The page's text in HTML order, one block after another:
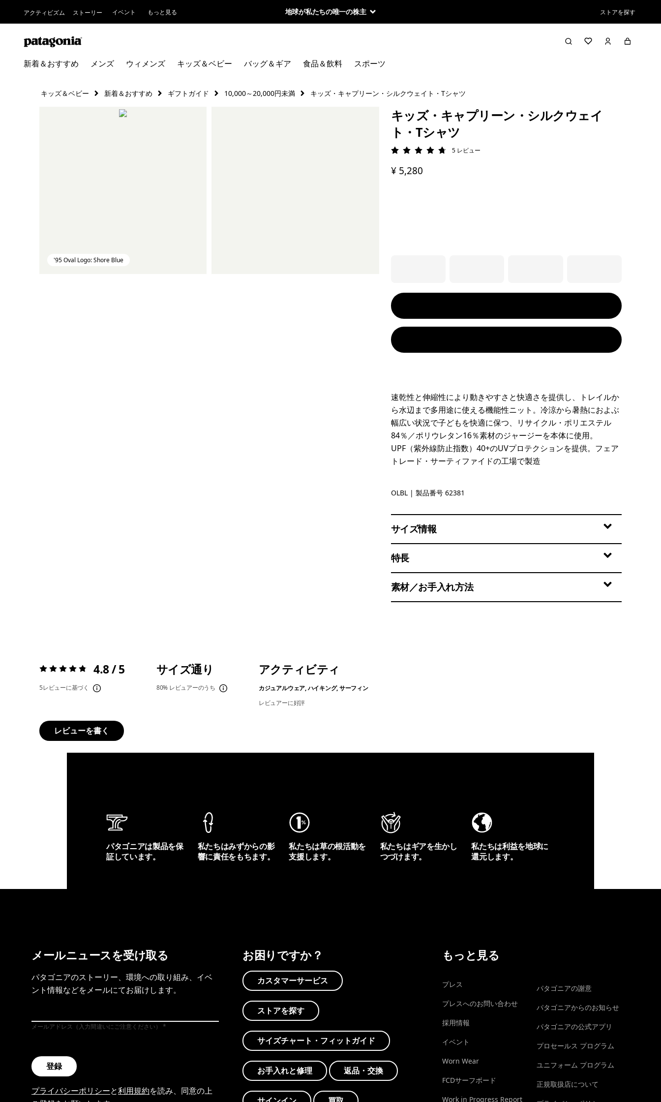
アクティビズム ストーリー イベント もっと見る 地球が私たちの唯一の株主 ストアを探す
新着＆おすすめ メンズ ウィメンズ キッズ＆ベビー バッグ＆ギア 食品＆飲料 スポーツ
キッズ＆ベビー 新着＆おすすめ ギフトガイド 10,000～20,000円未満 キッズ・キャプリーン・シルクウェイト・Tシャツ
'95 Oval Logo: Shore Blue
キッズ・キャプリーン・シルクウェイ
ト・Tシャツ
評価: 4.8 / 5
5 レビュー
¥ 5,280
速乾性と伸縮性により動きやすさと快適さを提供し、トレイルか
ら水辺まで多用途に使える機能性ニット。冷涼から暑熱におよぶ
幅広い状況で子どもを快適に保つ、リサイクル・ポリエステル
84％／ポリウレタン16％素材のジャージーを本体に使用。
UPF（紫外線防止指数）40+のUVプロテクションを提供。フェア
トレード・サーティファイドの工場で製造
'95 Oval Logo: Shore Blue
OLBL | 製品番号 62381
サイズ情報
特長
素材／お手入れ方法
評価:4.8 / 5 4.8 / 5
5レビューに基づく
サイズ通り
80% レビュアーのうち
アクティビティ
カジュアルウェア, ハイキング, サーフィン
レビュアーに好評
レビューを書く
パタゴニアは製品を保
証しています。
私たちはみずからの影
響に責任をもちます。
私たちは草の根活動を
支援します。
私たちはギアを生かし
つづけます。
私たちは利益を地球に
還元します。
メールニュースを受け取る
パタゴニアのストーリー、環境への取り組み、イベ
ント情報などをメールにてお届けします。
メールアドレス（入力間違いにご注意ください）
登録
プライバシーポリシーと利用規約を読み、同意の上
お困りですか？
カスタマーサービス
ストアを探す
サイズチャート・フィットガイド
お手入れと修理 返品・交換
もっと見る
プレス
プレスへのお問い合わせ
採用情報
イベント
Worn Wear
FCDサーフボード
Work in Progress Report
パタゴニアの謝意
パタゴニアからのお知らせ
パタゴニアの公式アプリ
プロセールス プログラム
ユニフォーム プログラム
正規取扱店について